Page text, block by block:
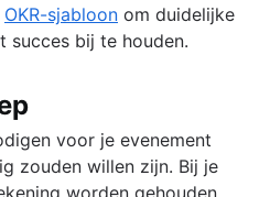
OKR-sjabloon om duidelijke
succes bij te houden.
voor je evenement
zouden willen zijn. Bij je
worden gehouden